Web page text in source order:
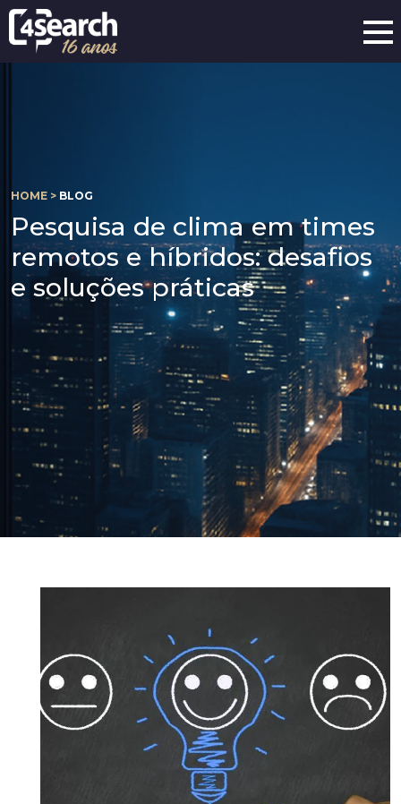
HOME > BLOG
Pesquisa de clima em times
remotos e híbridos: desafios
e soluções práticas